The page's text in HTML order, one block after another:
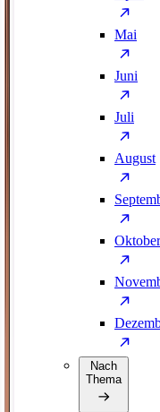
Mai
Juni
Juli
August
Oktober
Nach
Thema